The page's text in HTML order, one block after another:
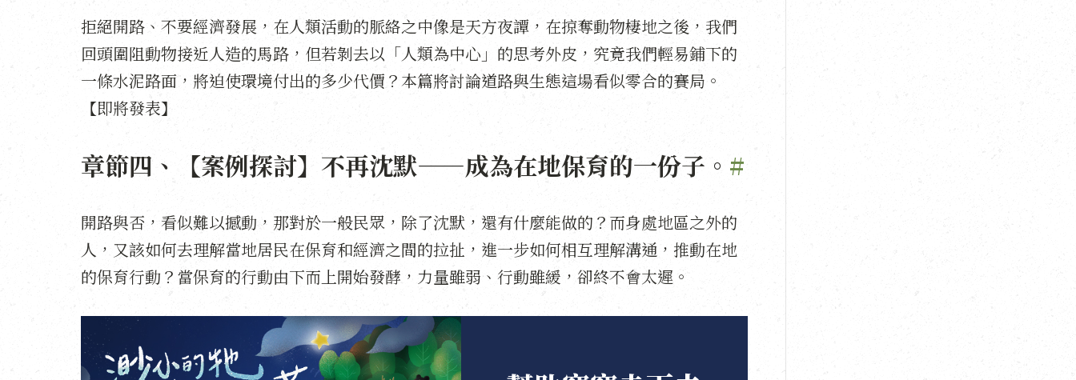
拒絕開路、不要經濟發展，在人類活動的脈絡之中像是天方夜譚，在掠奪動物棲地之後，我們
回頭圍阻動物接近人造的馬路，但若剝去以「人類為中心」的思考外皮，究竟我們輕易鋪下的
一條水泥路面，將迫使環境付出的多少代價？本篇將討論道路與生態這場看似零合的賽局。
【即將發表】
章節四、【案例探討】不再沈默——成為在地保育的一份子。 #
開路與否，看似難以撼動，那對於一般民眾，除了沈默，還有什麼能做的？而身處地區之外的
人，又該如何去理解當地居民在保育和經濟之間的拉扯，進一步如何相互理解溝通，推動在地
的保育行動？當保育的行動由下而上開始發酵，力量雖弱、行動雖緩，卻終不會太遲。